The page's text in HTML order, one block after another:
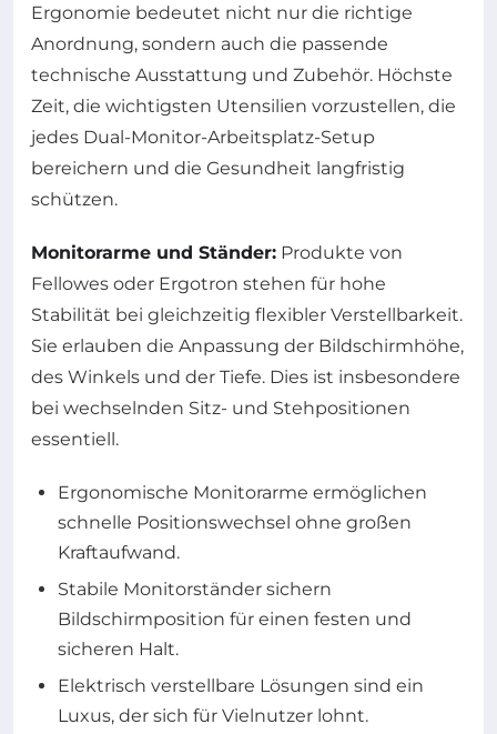
Ergonomie bedeutet nicht nur die richtige
Anordnung, sondern auch die passende
technische Ausstattung und Zubehör. Höchste
Zeit, die wichtigsten Utensilien vorzustellen, die
jedes Dual-Monitor-Arbeitsplatz-Setup
bereichern und die Gesundheit langfristig
schützen.
Monitorarme und Ständer: Produkte von
Fellowes oder Ergotron stehen für hohe
Stabilität bei gleichzeitig flexibler Verstellbarkeit.
Sie erlauben die Anpassung der Bildschirmhöhe,
des Winkels und der Tiefe. Dies ist insbesondere
bei wechselnden Sitz- und Stehpositionen
essentiell.
Ergonomische Monitorarme ermöglichen
schnelle Positionswechsel ohne großen
Kraftaufwand.
Stabile Monitorständer sichern
Bildschirmposition für einen festen und
sicheren Halt.
Elektrisch verstellbare Lösungen sind ein
Luxus, der sich für Vielnutzer lohnt.